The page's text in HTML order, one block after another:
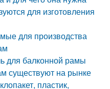
для изготовления
для производства
для балконной рамы
существуют на рынке
пластик,